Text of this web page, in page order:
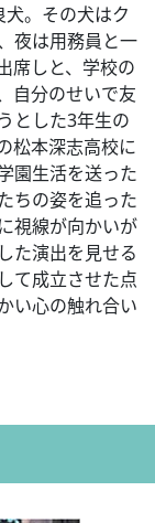
。その犬はク
夜は用務員と一
席しと、学校の
自分のせいで友
とした3年生の
松本深志高校に
園生活を送った
ちの姿を追った
視線が向かいが
た演出を見せる
て成立させた点
い心の触れ合い